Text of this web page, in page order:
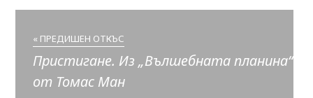
« ПРЕДИШЕН ОТКЪС
Пристигане. Из „Вълшебната планина“
от Томас Ман